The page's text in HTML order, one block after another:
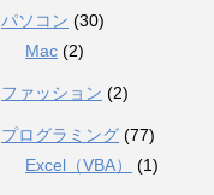
パソコン (30)
Mac (2)
ファッション (2)
プログラミング (77)
Excel（VBA）
(1)